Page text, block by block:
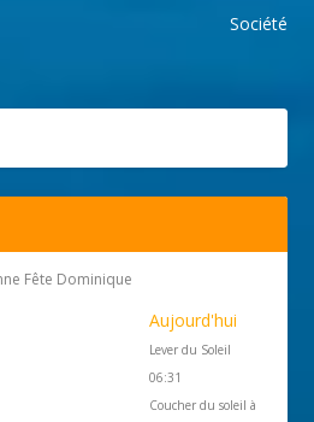
Société
Fête Dominique
Aujourd'hui
Lever du Soleil
06:31
Coucher du soleil à